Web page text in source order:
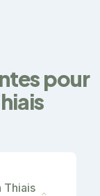
pour
Thiais